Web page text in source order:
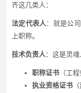
齐这几类人：
法定代表人：就是公
上职称。
技术负责人：这是灵
职称证书 （工
执业资格证书